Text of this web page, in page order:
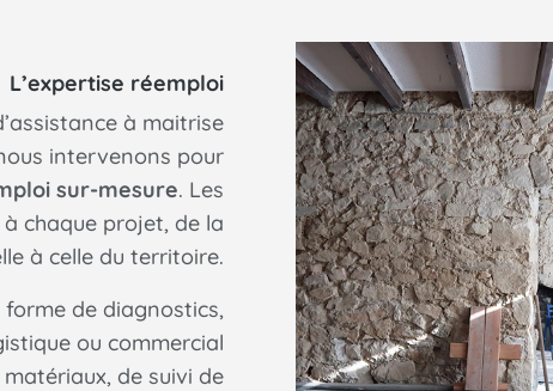
L’expertise réemploi
à maitrise
intervenons pour
sur-mesure. Les
chaque projet, de la
à celle du territoire.
de diagnostics,
ou commercial
de suivi de